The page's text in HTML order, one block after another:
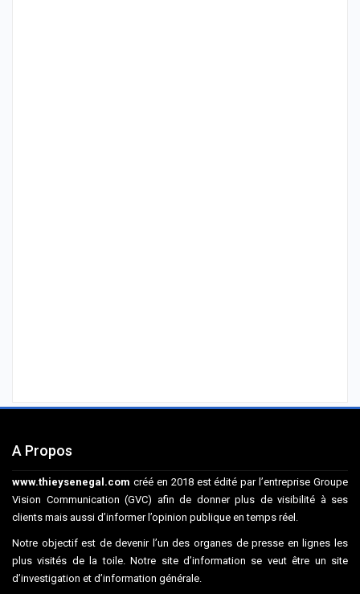
A Propos
www.thieysenegal.com créé en 2018 est édité par l’entreprise Groupe
Vision Communication (GVC) afin de donner plus de visibilité à ses
clients mais aussi d’informer l’opinion publique en temps réel.
Notre objectif est de devenir l’un des organes de presse en lignes les
plus visités de la toile. Notre site d’information se veut être un site
d’investigation et d’information générale.